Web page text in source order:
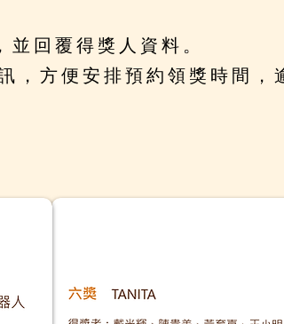
回覆得獎人資料。
，方便安排預約領獎時間，